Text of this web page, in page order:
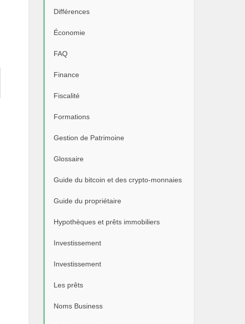
Différences
Économie
FAQ
Finance
Fiscalité
Formations
Gestion de Patrimoine
Glossaire
Guide du bitcoin et des crypto-monnaies
Guide du propriétaire
Hypothèques et prêts immobiliers
Investissement
Investissement
Les prêts
Noms Business